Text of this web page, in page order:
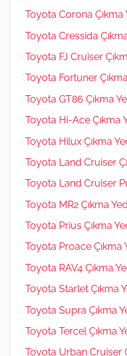
Toyota Corona Çıkma
Toyota Cressida
Toyota FJ Cruiser
Toyota Fortuner
Toyota GT86 Çıkma
Toyota Hi-Ace Çıkma
Toyota Hilux Çıkma
Toyota Land Cruiser
Toyota Land Cruiser
Toyota MR2 Çıkma
Toyota Prius Çıkma
Toyota Proace Çıkma
Toyota RAV4 Çıkma
Toyota Starlet Çıkma
Toyota Supra Çıkma
Toyota Tercel Çıkma
Toyota Urban Cruiser